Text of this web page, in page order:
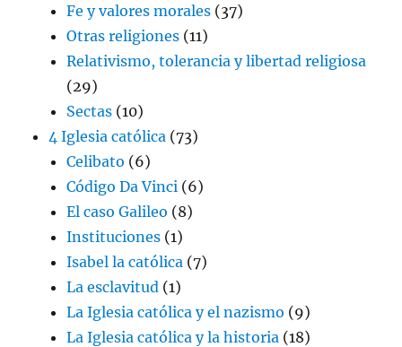
Fe y valores morales (37)
Otras religiones (11)
Relativismo, tolerancia y libertad religiosa
(29)
Sectas (10)
4 Iglesia católica (73)
Celibato (6)
Código Da Vinci (6)
El caso Galileo (8)
Instituciones (1)
Isabel la católica (7)
La esclavitud (1)
La Iglesia católica y el nazismo (9)
La Iglesia católica y la historia (18)